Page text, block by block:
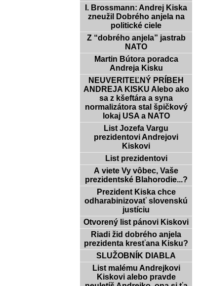
I. Brossmann: Andrej Kiska
zneužil Dobrého anjela na
politické ciele
Z “dobrého anjela” jastrab
NATO
Martin Bútora poradca
Andreja Kisku
NEUVERITEĽNÝ PRÍBEH
ANDREJA KISKU Alebo ako
sa z kšeftára a syna
normalizátora stal špičkový
lokaj USA a NATO
List Jozefa Vargu
prezidentovi Andrejovi
Kiskovi
List prezidentovi
A viete Vy vôbec, Vaše
prezidentské Blahorodie...?
Prezident Kiska chce
odharabinizovať slovenskú
justíciu
Otvorený list pánovi Kiskovi
Riadi žid dobrého anjela
prezidenta kresťana Kisku?
SLUŽOBNÍK DIABLA
List malému Andrejkovi
Kiskovi alebo pravde